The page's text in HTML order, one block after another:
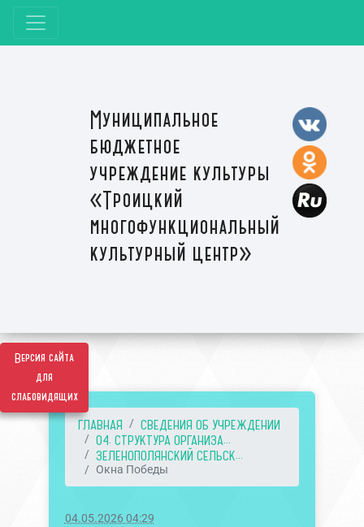
Версия сайта
для
слабовидящих
Муниципальное
бюджетное
учреждение культуры
«Троицкий
многофункциональный
культурный центр»
ГЛАВНАЯ
СВЕДЕНИЯ ОБ УЧРЕЖДЕНИИ
04. СТРУКТУРА ОРГАНИЗА...
ЗЕЛЕНОПОЛЯНСКИЙ СЕЛЬСК...
Окна Победы
04.05.2026 04:29